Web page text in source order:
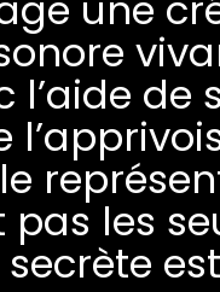
l’aide
pas les